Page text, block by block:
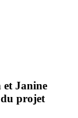
et Janine
du projet